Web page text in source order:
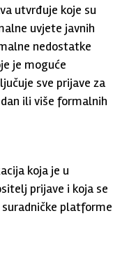
utvrđuje koje su
uvjete javnih
nedostatke
je moguće
sve prijave za
ili više formalnih
koja je u
prijave i koja se
platforme